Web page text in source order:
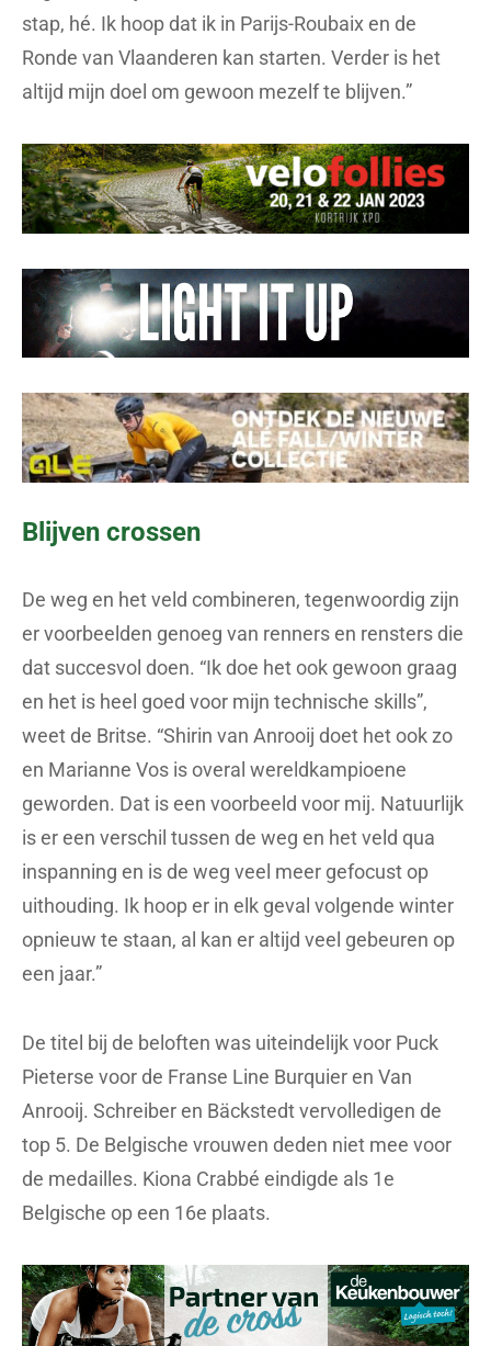
stap, hé. Ik hoop dat ik in Parijs-Roubaix en de
Ronde van Vlaanderen kan starten. Verder is het
altijd mijn doel om gewoon mezelf te blijven.”
Blijven crossen
De weg en het veld combineren, tegenwoordig zijn
er voorbeelden genoeg van renners en rensters die
dat succesvol doen. “Ik doe het ook gewoon graag
en het is heel goed voor mijn technische skills”,
weet de Britse. “Shirin van Anrooij doet het ook zo
en Marianne Vos is overal wereldkampioene
geworden. Dat is een voorbeeld voor mij. Natuurlijk
is er een verschil tussen de weg en het veld qua
inspanning en is de weg veel meer gefocust op
uithouding. Ik hoop er in elk geval volgende winter
opnieuw te staan, al kan er altijd veel gebeuren op
een jaar.”
De titel bij de beloften was uiteindelijk voor Puck
Pieterse voor de Franse Line Burquier en Van
Anrooij. Schreiber en Bäckstedt vervolledigen de
top 5. De Belgische vrouwen deden niet mee voor
de medailles. Kiona Crabbé eindigde als 1e
Belgische op een 16e plaats.